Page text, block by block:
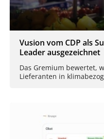
Vusion vom CDP als
Leader ausgezeichnet
Das Gremium bewertet,
Lieferanten in